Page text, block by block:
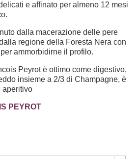
e affinato per almeno 12 mesi
dalla macerazione delle pere
regione della Foresta Nera con
ammorbidirne il profilo.
Peyrot è ottimo come digestivo,
insieme a 2/3 di Champagne, è
aperitivo
PEYROT